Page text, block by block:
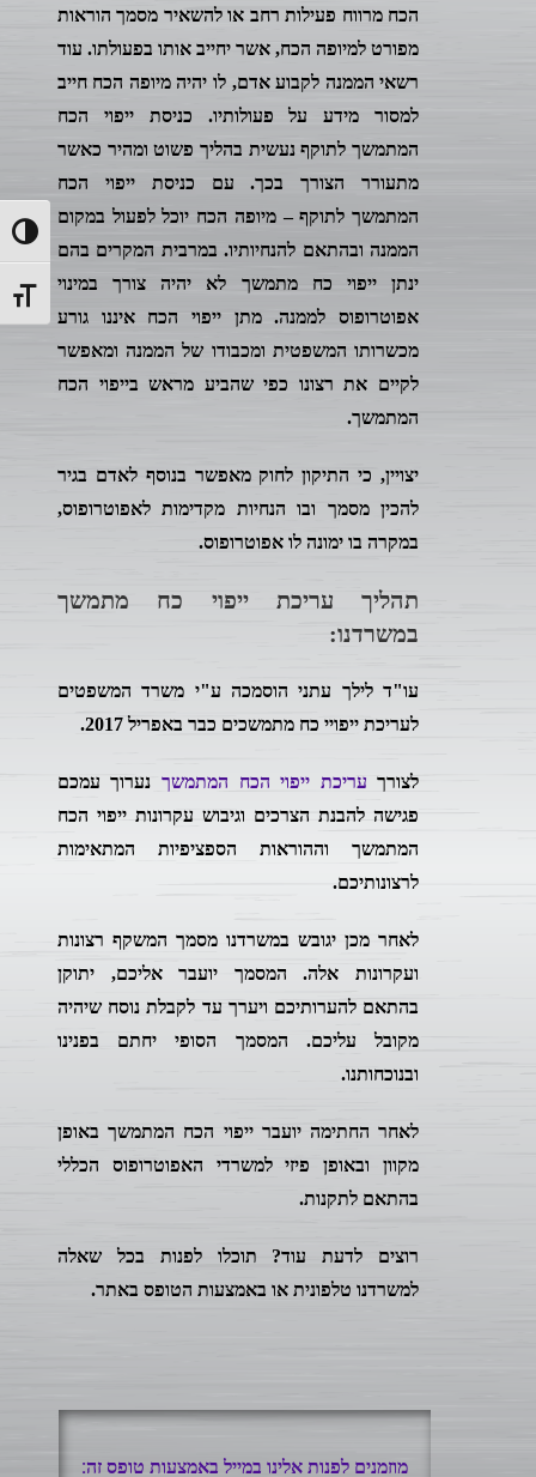
size
הכח מרווח פעילות רחב או להשאיר מסמך הוראות
מפורט למיופה הכח, אשר יחייב אותו בפעולתו. עוד
רשאי הממנה לקבוע אדם, לו יהיה מיופה הכח חייב
למסור מידע על פעולותיו. כניסת ייפוי הכח
המתמשך לתוקף נעשית בהליך פשוט ומהיר כאשר
מתעורר הצורך בכך. עם כניסת ייפוי הכח
המתמשך לתוקף – מיופה הכח יוכל לפעול במקום
הממנה ובהתאם להנחיותיו. במרבית המקרים בהם
ינתן ייפוי כח מתמשך לא יהיה צורך במינוי
אפוטרופוס לממנה. מתן ייפוי הכח איננו גורע
מכשרותו המשפטית ומכבודו של הממנה ומאפשר
לקיים את רצונו כפי שהביע מראש בייפוי הכח
המתמשך.
יצויין, כי התיקון לחוק מאפשר בנוסף לאדם בגיר
להכין מסמך ובו הנחיות מקדימות לאפוטרופוס,
במקרה בו ימונה לו אפוטרופוס.
תהליך עריכת ייפוי כח מתמשך
במשרדנו:
עו"ד לילך עתני הוסמכה ע"י משרד המשפטים
לעריכת ייפויי כח מתמשכים כבר באפריל 2017.
לצורך עריכת ייפוי הכח המתמשך נערוך עמכם
פגישה להבנת הצרכים וגיבוש עקרונות ייפוי הכח
המתמשך וההוראות הספציפיות המתאימות
לרצונותיכם.
לאחר מכן יגובש במשרדנו מסמך המשקף רצונות
ועקרונות אלה. המסמך יועבר אליכם, יתוקן
בהתאם להערותיכם ויערך עד לקבלת נוסח שיהיה
מקובל עליכם. המסמך הסופי יחתם בפנינו
ובנוכחותנו.
לאחר החתימה יועבר ייפוי הכח המתמשך באופן
מקוון ובאופן פיזי למשרדי האפוטרופוס הכללי
בהתאם לתקנות.
רוצים לדעת עוד? תוכלו לפנות בכל שאלה
למשרדנו טלפונית או באמצעות הטופס באתר.
מוזמנים לפנות אלינו במייל באמצעות טופס זה: